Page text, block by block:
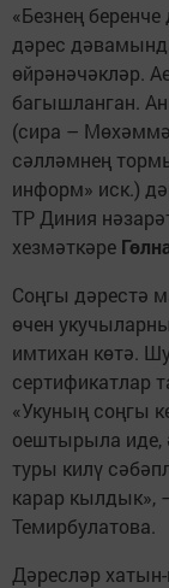
«Безнең
дәрес
өйрәнәчәкләр.
багышланган.
(сира –
сәлләмнең
информ» иск.)
ТР Диния
хезмәткәре
Соңгы дәрестә
өчен
имтихан көтә.
сертификатлар
«Укуның соңгы
оештырыла иде,
туры килү
карар кылдык»,
Темирбулатова.
Дәресләр